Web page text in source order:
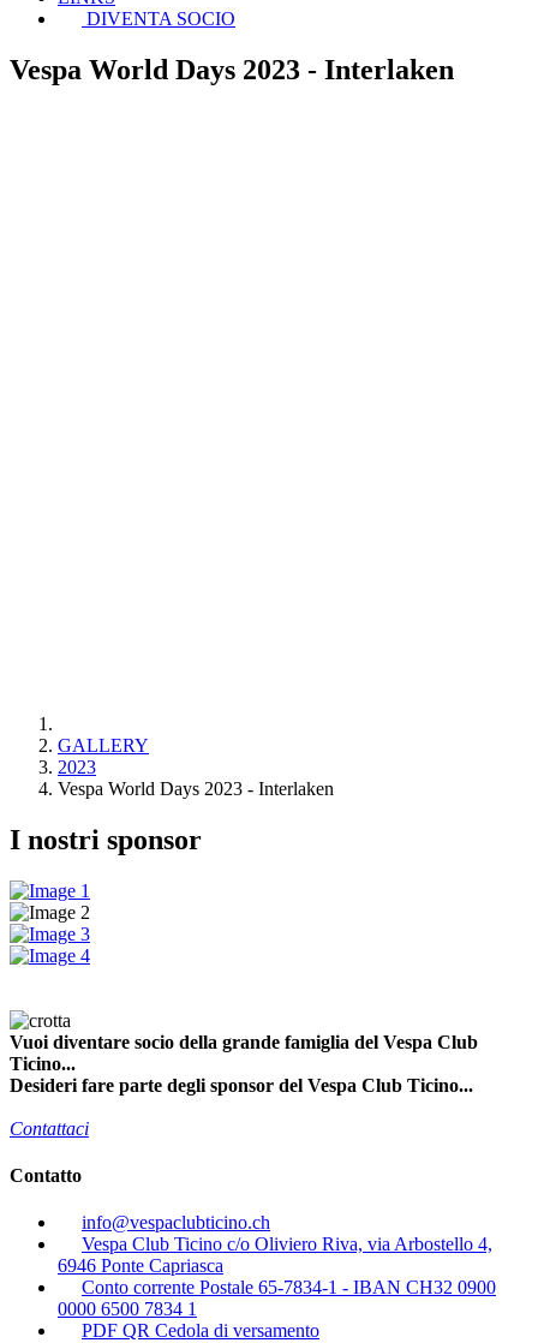
DIVENTA SOCIO
Vespa World Days 2023 - Interlaken
GALLERY
2023
Vespa World Days 2023 - Interlaken
I nostri sponsor
Vuoi diventare socio della grande famiglia del Vespa Club
Ticino...
Desideri fare parte degli sponsor del Vespa Club Ticino...
Contattaci
Contatto
info@vespaclubticino.ch
Vespa Club Ticino c/o Oliviero Riva, via Arbostello 4,
6946 Ponte Capriasca
Conto corrente Postale 65-7834-1 - IBAN CH32 0900
0000 6500 7834 1
PDF QR Cedola di versamento